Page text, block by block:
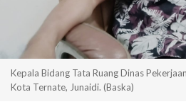
Kepala Bidang Tata Ruang Dinas
Kota Ternate, Junaidi. (Baska)